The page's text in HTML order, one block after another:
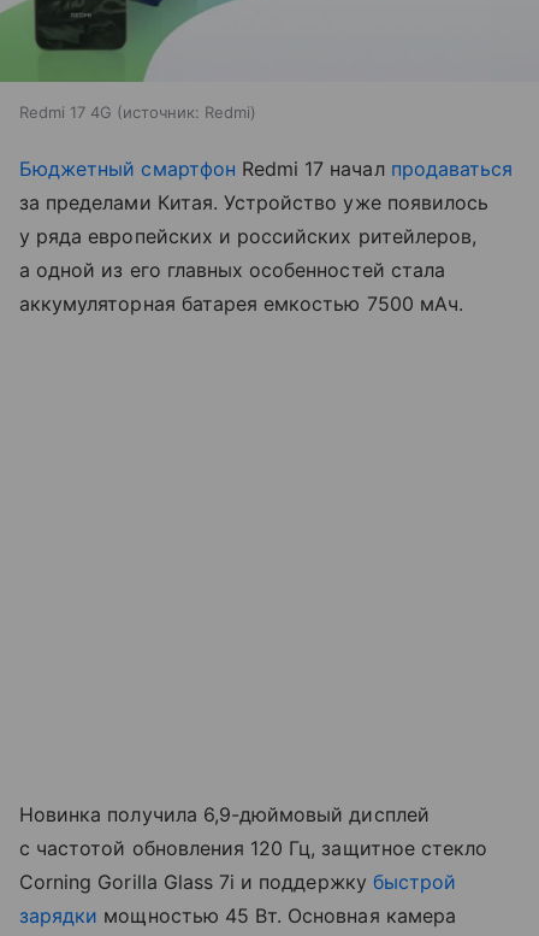
Redmi 17 4G источник: Redmi
Бюджетный смартфон Redmi 17 начал продаваться
за пределами Китая. Устройство уже появилось
у ряда европейских и российских ритейлеров,
а одной из его главных особенностей стала
аккумуляторная батарея емкостью 7500 мАч.
Новинка получила 6,9-дюймовый дисплей
с частотой обновления 120 Гц, защитное стекло
Corning Gorilla Glass 7i и поддержку быстрой
зарядки мощностью 45 Вт. Основная камера